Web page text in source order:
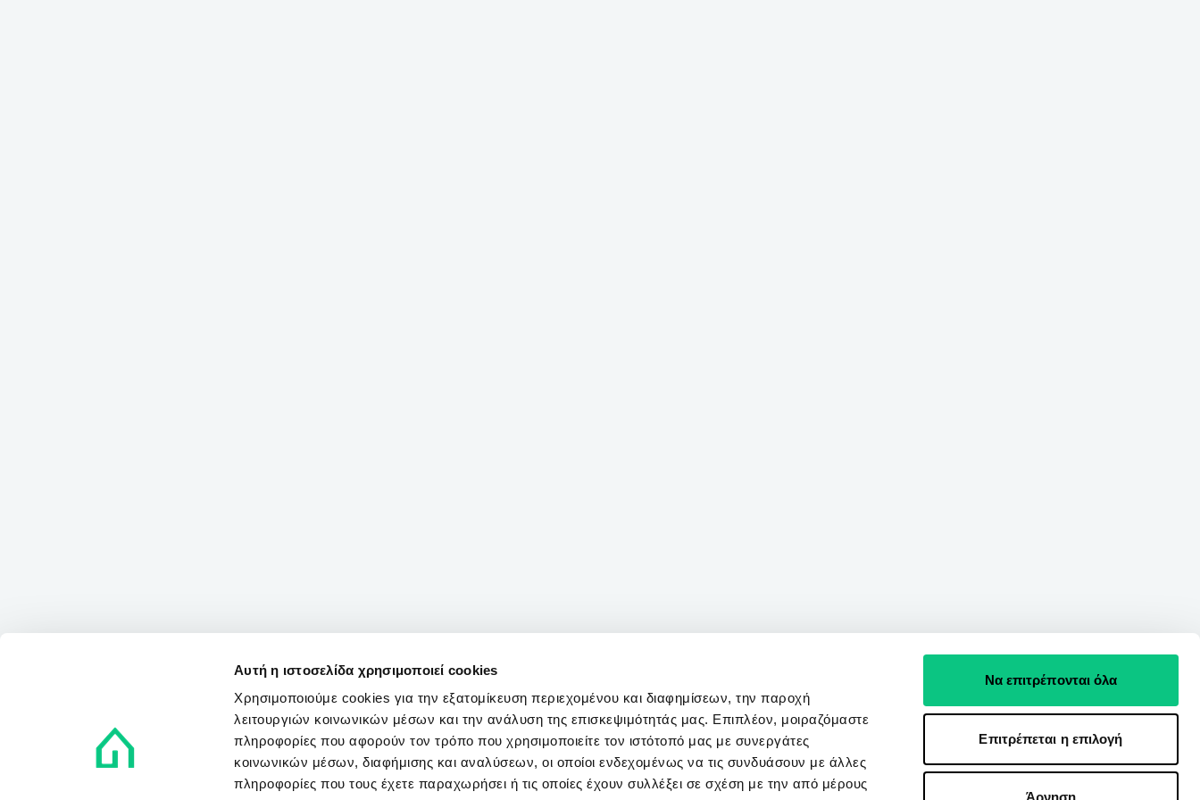
Αυτή η ιστοσελίδα χρησιμοποιεί cookies
Χρησιμοποιούμε cookies για την εξατομίκευση περιεχομένου και διαφημίσεων, την παροχή
λειτουργιών κοινωνικών μέσων και την ανάλυση της επισκεψιμότητάς μας. Επιπλέον, μοιραζόμαστε
πληροφορίες που αφορούν τον τρόπο που χρησιμοποιείτε τον ιστότοπό μας με συνεργάτες
κοινωνικών μέσων, διαφήμισης και αναλύσεων, οι οποίοι ενδεχομένως να τις συνδυάσουν με άλλες
πληροφορίες που τους έχετε παραχωρήσει ή τις οποίες έχουν συλλέξει σε σχέση με την από μέρους
Να επιτρέπονται όλα
Επιτρέπεται η επιλογή
Άρνηση